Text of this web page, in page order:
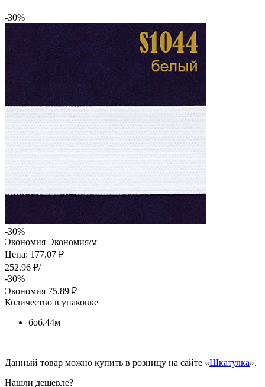
-30%
-30%
Экономия Экономия/м
Цена: 177.07 ₽
252.96 ₽/
-30%
Экономия 75.89 ₽
Количество в упаковке
боб.44м
Данный товар можно купить в розницу на сайте «Шкатулка».
Нашли дешевле?